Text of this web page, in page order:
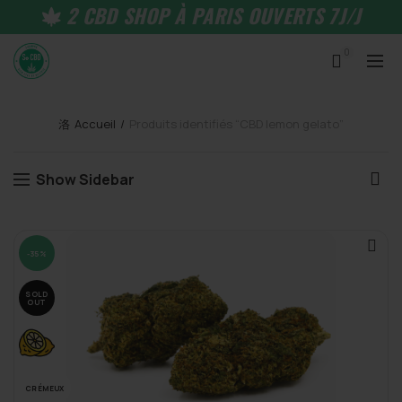
2 CBD SHOP À PARIS OUVERTS 7J/J
Accueil
Show Sidebar
-35%
SOLD
OUT
CRÉMEUX